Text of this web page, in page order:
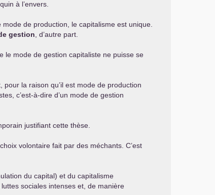
à l’envers.
de production, le capitalisme est unique.
gestion , d’autre part.
le mode de gestion capitaliste ne puisse se
la raison qu’il est mode de production
c’est-à-dire d’un mode de gestion
justifiant cette thèse.
volontaire fait par des méchants. C’est
du capital) et du capitalisme
sociales intenses et, de manière